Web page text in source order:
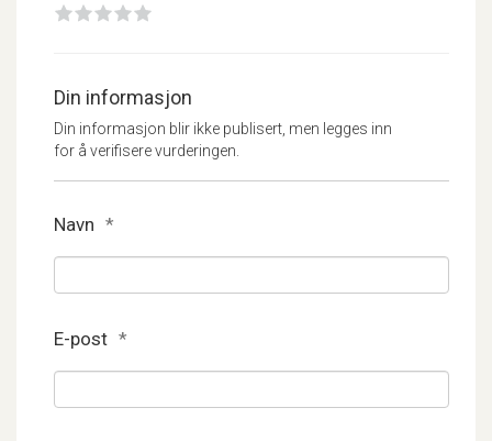
Din informasjon
Din informasjon blir ikke publisert, men legges inn
for å verifisere vurderingen.
Navn *
E-post *